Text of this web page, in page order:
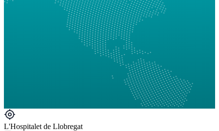
L'Hospitalet de Llobregat